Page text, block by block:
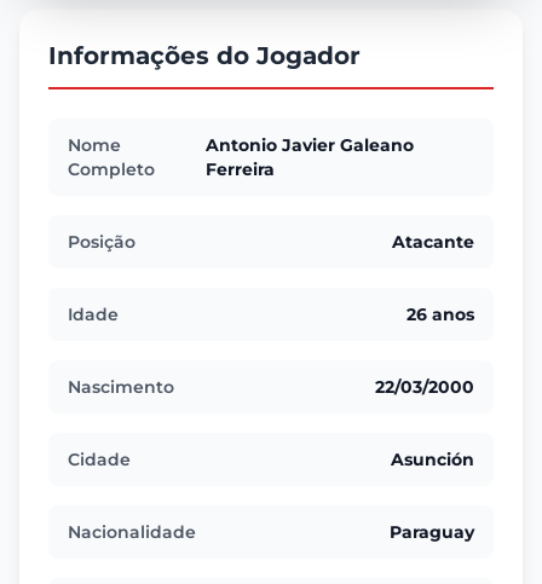
Informações do Jogador
Nome
Completo
Antonio Javier Galeano
Ferreira
Posição Atacante
Idade 26 anos
Nascimento 22/03/2000
Cidade Asunción
Nacionalidade Paraguay